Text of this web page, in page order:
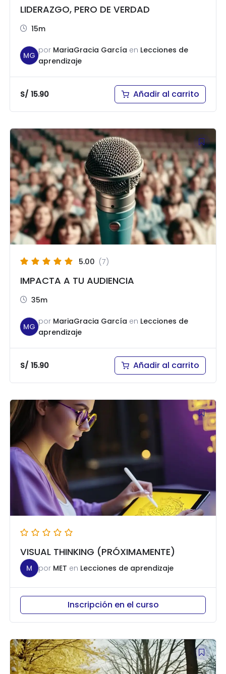
LIDERAZGO, PERO DE VERDAD
15m
MG
por MariaGracia García en Lecciones de
aprendizaje
S/ 15.90 Añadir al carrito
5.00 (7)
IMPACTA A TU AUDIENCIA
35m
MG
por MariaGracia García en Lecciones de
aprendizaje
S/ 15.90 Añadir al carrito
VISUAL THINKING (PRÓXIMAMENTE)
M por MET en Lecciones de aprendizaje
Inscripción en el curso